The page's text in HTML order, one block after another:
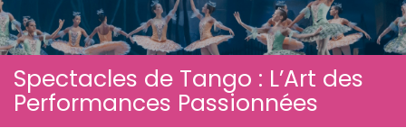
Spectacles de Tango : L’Art des
Performances Passionnées